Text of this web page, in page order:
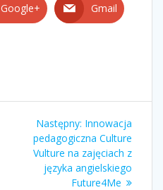
Google+ Gmail
Następny: Następny
wpis:
Innowacja
pedagogiczna Culture
Vulture na zajęciach z
języka angielskiego
Future4Me